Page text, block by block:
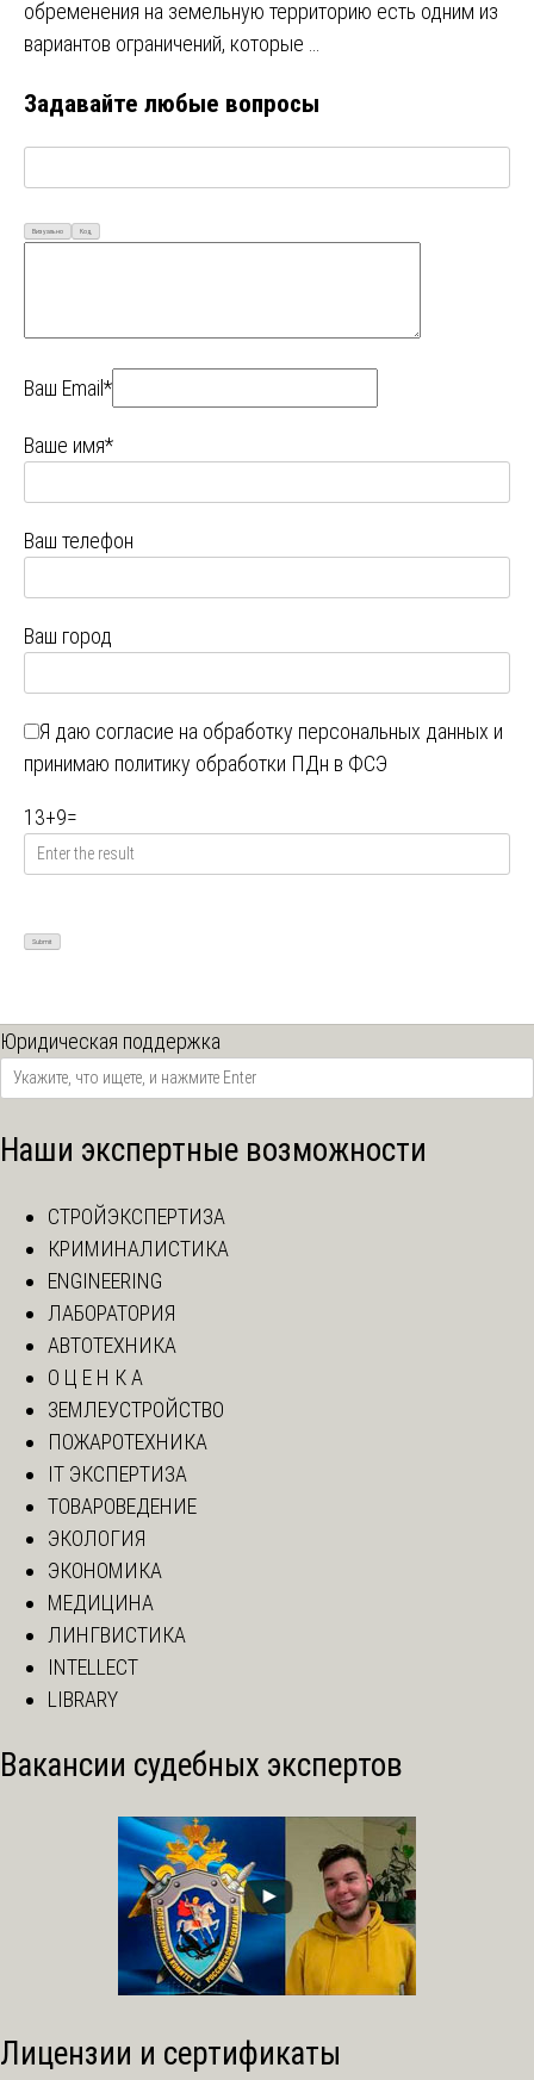
обременения на земельную территорию есть одним из
вариантов ограничений, которые …
Задавайте любые вопросы
Визуально Код
Ваш Email*
Ваше имя*
Ваш телефон
Ваш город
Я даю согласие на обработку персональных данных и
принимаю политику обработки ПДн в ФСЭ
13+9=
Юридическая поддержка
Наши экспертные возможности
СТРОЙЭКСПЕРТИЗА
КРИМИНАЛИСТИКА
ENGINEERING
ЛАБОРАТОРИЯ
АВТОТЕХНИКА
О Ц Е Н К А
ЗЕМЛЕУСТРОЙСТВО
ПОЖАРОТЕХНИКА
IT ЭКСПЕРТИЗА
ТОВАРОВЕДЕНИЕ
ЭКОЛОГИЯ
ЭКОНОМИКА
МЕДИЦИНА
ЛИНГВИСТИКА
INTELLECT
LIBRARY
Вакансии судебных экспертов
Лицензии и сертификаты